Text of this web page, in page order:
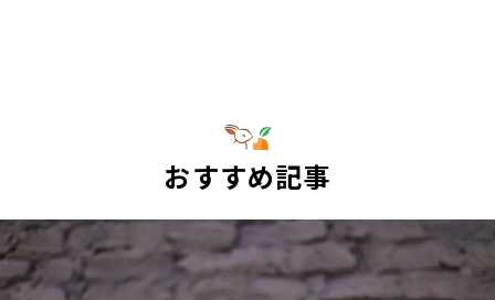
おすすめ記事